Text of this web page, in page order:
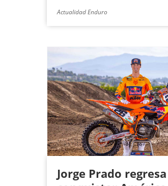
Actualidad Enduro
Jorge Prado